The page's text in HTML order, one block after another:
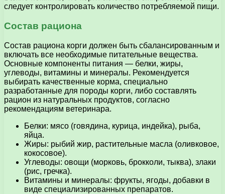
следует контролировать количество потребляемой пищи.
Состав рациона
Состав рациона корги должен быть сбалансированным и
включать все необходимые питательные вещества.
Основные компоненты питания — белки, жиры,
углеводы, витамины и минералы. Рекомендуется
выбирать качественные корма, специально
разработанные для породы корги, либо составлять
рацион из натуральных продуктов, согласно
рекомендациям ветеринара.
Белки: мясо (говядина, курица, индейка), рыба,
яйца.
Жиры: рыбий жир, растительные масла (оливковое,
кокосовое).
Углеводы: овощи (морковь, брокколи, тыква), злаки
(рис, гречка).
Витамины и минералы: фрукты, ягоды, добавки в
виде специализированных препаратов.